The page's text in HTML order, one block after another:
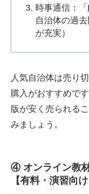
時事通信：「
自治体の過
が充実）
人気自治体は売り
購入がおすすめで
版が安く売られる
みましょう。
④ オンライン教
【有料・演習向け